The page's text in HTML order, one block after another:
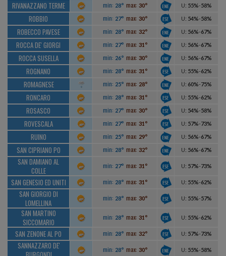
RIVANAZZANO TERME min: 28° max: 30° U: 55%-58%
ROBBIO min: 27° max: 30° U: 54%-58%
ROBECCO PAVESE min: 28° max: 32° U: 56%-67%
ROCCA DE' GIORGI min: 27° max: 31° U: 56%-67%
ROCCA SUSELLA min: 26° max: 30° U: 56%-67%
ROGNANO min: 28° max: 31° U: 55%-62%
ROMAGNESE min: 25° max: 28° U: 60%-75%
RONCARO min: 28° max: 31° U: 55%-62%
ROSASCO min: 27° max: 30° U: 54%-58%
ROVESCALA min: 27° max: 31° U: 57%-73%
RUINO min: 25° max: 29° U: 56%-67%
SAN CIPRIANO PO min: 28° max: 32° U: 56%-67%
SAN DAMIANO AL
COLLE
min: 27° max: 31° U: 57%-73%
SAN GENESIO ED UNITI min: 28° max: 31° U: 55%-62%
SAN GIORGIO DI
LOMELLINA
min: 28° max: 30° U: 55%-57%
SAN MARTINO
SICCOMARIO
min: 28° max: 31° U: 55%-62%
SAN ZENONE AL PO min: 28° max: 32° U: 57%-73%
SANNAZZARO DE'
min: 28° max: 30° U: 55%-58%